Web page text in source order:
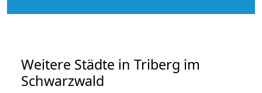
Weitere Städte in Triberg im
Schwarzwald